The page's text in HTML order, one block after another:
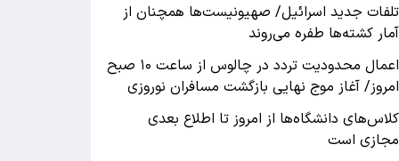
تلفات جدید اسرائیل/ صهیونیست‌ها همچنان از
آمار کشته‌ها طفره می‌روند
اعمال محدودیت تردد در چالوس از ساعت ۱۰ صبح
امروز/ آغاز موج نهایی بازگشت مسافران نوروزی
کلاس‌های دانشگاه‌ها از امروز تا اطلاع بعدی
مجازی است